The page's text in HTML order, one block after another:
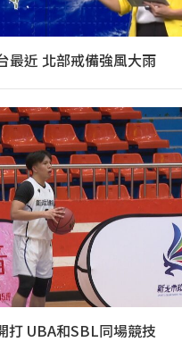
最近 北部戒備強風大雨
打 UBA和SBL同場競技